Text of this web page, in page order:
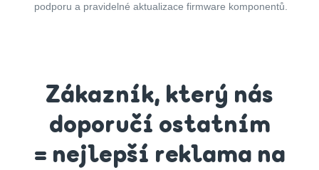
podporu a pravidelné aktualizace firmware komponentů.
Zákazník, který nás
doporučí ostatním
= nejlepší reklama na